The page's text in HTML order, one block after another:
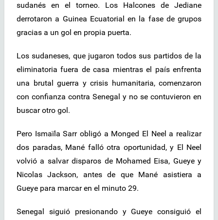
sudanés en el torneo. Los Halcones de Jediane
derrotaron a Guinea Ecuatorial en la fase de grupos
gracias a un gol en propia puerta.
Los sudaneses, que jugaron todos sus partidos de la
eliminatoria fuera de casa mientras el país enfrenta
una brutal guerra y crisis humanitaria, comenzaron
con confianza contra Senegal y no se contuvieron en
buscar otro gol.
Pero Ismaïla Sarr obligó a Monged El Neel a realizar
dos paradas, Mané falló otra oportunidad, y El Neel
volvió a salvar disparos de Mohamed Eisa, Gueye y
Nicolas Jackson, antes de que Mané asistiera a
Gueye para marcar en el minuto 29.
Senegal siguió presionando y Gueye consiguió el